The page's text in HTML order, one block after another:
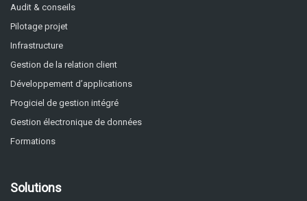
Audit & conseils
Pilotage projet
Infrastructure
Gestion de la relation client
Développement d’applications
Progiciel de gestion intégré
Gestion électronique de données
Formations
Solutions